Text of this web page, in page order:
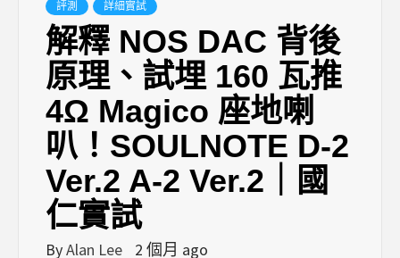
評測 詳細實試
解釋 NOS DAC 背後
原理、試埋 160 瓦推
4Ω Magico 座地喇
叭！SOULNOTE D-2
Ver.2 A-2 Ver.2｜國
仁實試
ByAlan Lee 2 個月 ago